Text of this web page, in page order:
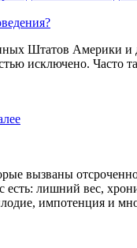
Штатов Америки и
исключено. Часто
вызваны
лишний вес,
импотенция и